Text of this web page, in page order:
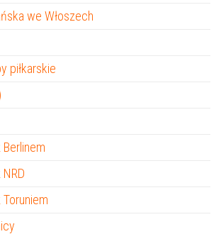
we Włoszech
piłkarskie